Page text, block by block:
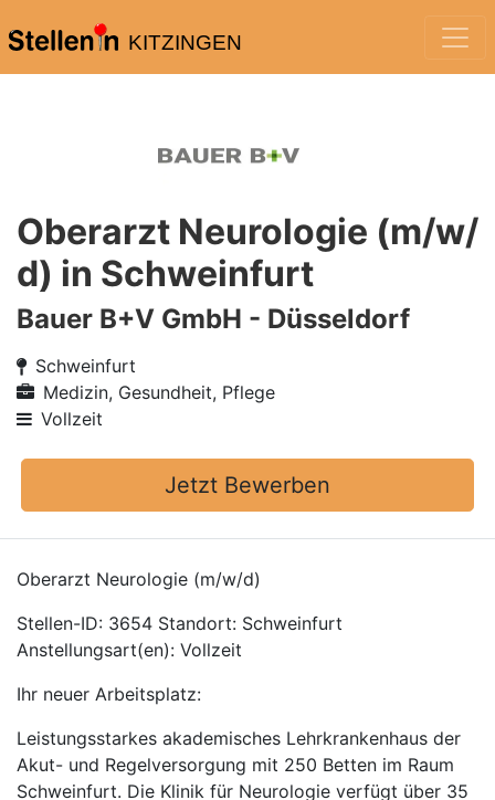
KITZINGEN
Oberarzt Neurologie (m/w/
d) in Schweinfurt
Bauer B+V GmbH - Düsseldorf
Schweinfurt
Medizin, Gesundheit, Pflege
Vollzeit
Jetzt Bewerben
Oberarzt Neurologie (m/w/d)
Stellen-ID: 3654 Standort: Schweinfurt
Anstellungsart(en): Vollzeit
Ihr neuer Arbeitsplatz:
Leistungsstarkes akademisches Lehrkrankenhaus der
Akut- und Regelversorgung mit 250 Betten im Raum
Schweinfurt. Die Klinik für Neurologie verfügt über 35